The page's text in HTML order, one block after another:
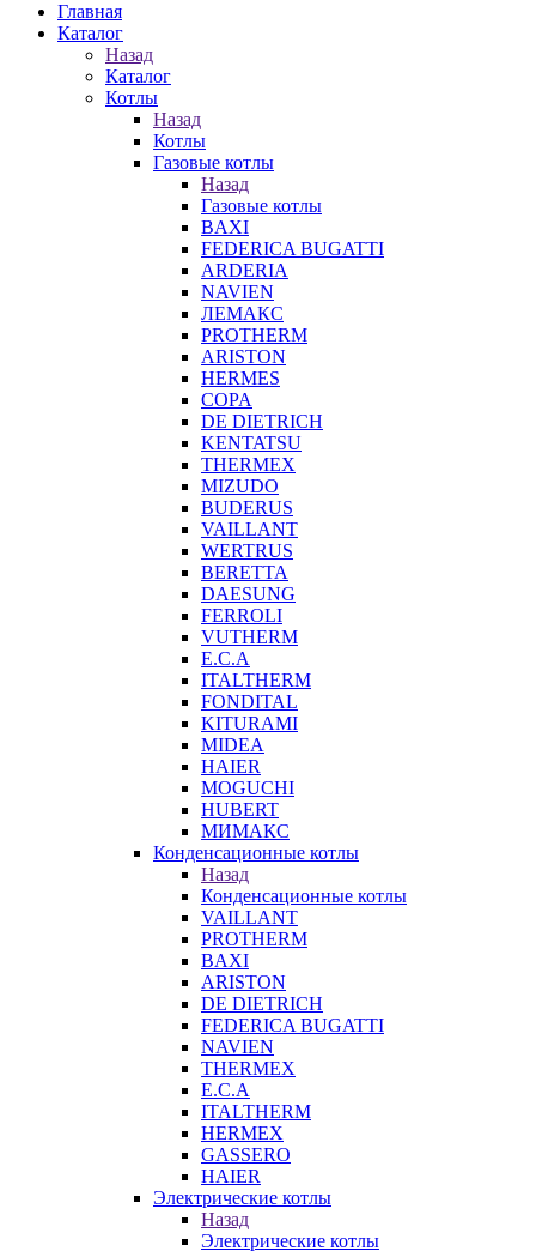
Главная
Каталог
Назад
Каталог
Котлы
Назад
Котлы
Газовые котлы
Назад
Газовые котлы
BAXI
FEDERICA BUGATTI
ARDERIA
NAVIEN
ЛЕМАКС
PROTHERM
ARISTON
HERMES
COPA
DE DIETRICH
KENTATSU
THERMEX
MIZUDO
BUDERUS
VAILLANT
WERTRUS
BERETTA
DAESUNG
FERROLI
VUTHERM
E.C.A
ITALTHERM
FONDITAL
KITURAMI
MIDEA
HAIER
MOGUCHI
HUBERT
МИМАКС
Конденсационные котлы
Назад
Конденсационные котлы
VAILLANT
PROTHERM
BAXI
ARISTON
DE DIETRICH
FEDERICA BUGATTI
NAVIEN
THERMEX
E.C.A
ITALTHERM
HERMEX
GASSERO
HAIER
Электрические котлы
Назад
Электрические котлы